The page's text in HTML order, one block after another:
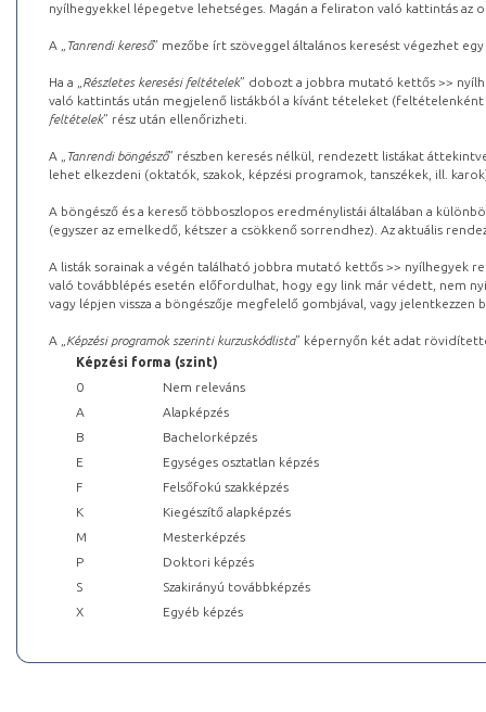
nyílhegyekkel lépegetve lehetséges. Magán a feliraton való kattintás az
A „ Tanrendi kereső” mezőbe írt szöveggel általános keresést végezhet
Ha a „ Részletes keresési feltételek” dobozt a jobbra mutató kettős >>
való kattintás után megjelenő listákból a kívánt tételeket (feltételenként
feltételek” rész után ellenőrizheti.
A „ Tanrendi böngésző” részben keresés nélkül, rendezett listákat
lehet elkezdeni (oktatók, szakok, képzési programok, tanszékek, ill.
A böngésző és a kereső többoszlopos eredménylistái általában a
(egyszer az emelkedő, kétszer a csökkenő sorrendhez). Az aktuális
A listák sorainak a végén található jobbra mutató kettős >> nyílhegyek
való továbblépés esetén előfordulhat, hogy egy link már védett, nem
vagy lépjen vissza a böngészője megfelelő gombjával, vagy
A „ Képzési programok szerinti kurzuskódlista” képernyőn két adat
Képzési forma (szint)
0
Nem releváns
A
Alapképzés
B
Bachelorképzés
E
Egységes osztatlan képzés
F
Felsőfokú szakképzés
K
Kiegészítő alapképzés
M
Mesterképzés
P
Doktori képzés
S
Szakirányú továbbképzés
X
Egyéb képzés